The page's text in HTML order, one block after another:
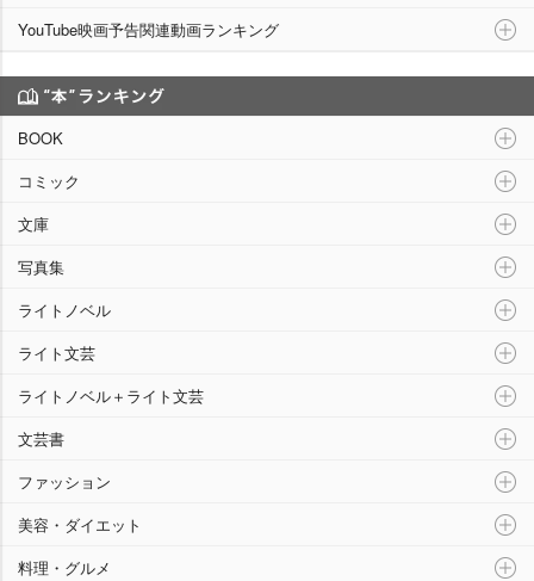
YouTube映画予告関連動画ランキング
BOOK
コミック
文庫
写真集
ライトノベル
ライト文芸
ライトノベル＋ライト文芸
文芸書
ファッション
美容・ダイエット
料理・グルメ